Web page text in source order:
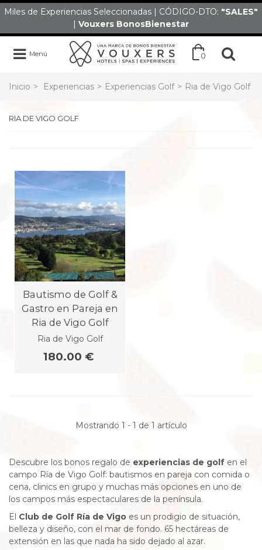
Miles de Experiencias Seleccionadas | CÓDIGO-DTO: "SALES"
| Vouxers BonosBienestar
Menú 0
Inicio > Experiencias > Experiencias Golf > Ria de Vigo Golf
RIA DE VIGO GOLF
Bautismo de Golf &
Gastro en Pareja en
Ria de Vigo Golf
Ria de Vigo Golf
180.00 €
Mostrando 1 - 1 de 1 artículo
Descubre los bonos regalo de experiencias de golf en el
campo Ría de Vigo Golf: bautismos en pareja con comida o
cena, clinics en grupo y muchas más opciones en uno de
los campos más espectaculares de la península.
El Club de Golf Ría de Vigo es un prodigio de situación,
belleza y diseño, con el mar de fondo. 65 hectáreas de
extensión en las que nada ha sido dejado al azar.